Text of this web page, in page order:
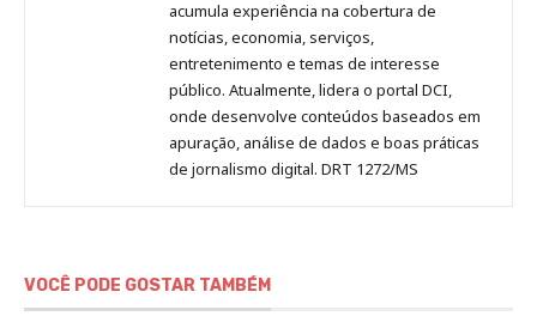
acumula experiência na cobertura de
notícias, economia, serviços,
entretenimento e temas de interesse
público. Atualmente, lidera o portal DCI,
onde desenvolve conteúdos baseados em
apuração, análise de dados e boas práticas
de jornalismo digital. DRT 1272/MS
VOCÊ PODE GOSTAR TAMBÉM